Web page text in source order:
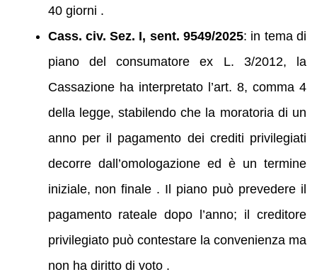
40 giorni .
Cass. civ. Sez. I, sent. 9549/2025: in tema di
piano del consumatore ex L. 3/2012, la
Cassazione ha interpretato l’art. 8, comma 4
della legge, stabilendo che la moratoria di un
anno per il pagamento dei crediti privilegiati
decorre dall’omologazione ed è un termine
iniziale, non finale . Il piano può prevedere il
pagamento rateale dopo l’anno; il creditore
privilegiato può contestare la convenienza ma
non ha diritto di voto .